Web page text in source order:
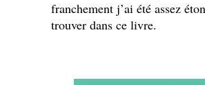
franchement j’ai été assez
trouver dans ce livre.